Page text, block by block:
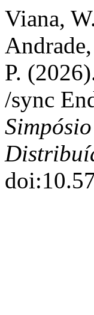
Viana,
P.
/sync